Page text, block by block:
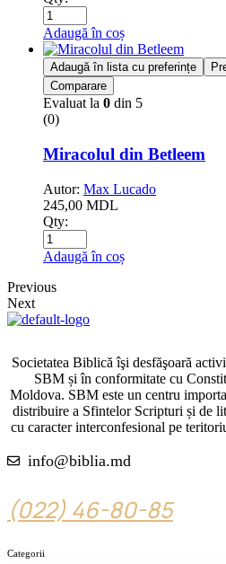
Adaugă în coș
Adaugă în lista cu preferințe
Comparare
Evaluat la 0 din 5
(0)
Miracolul din Betleem
Autor: Max Lucado
245,00 MDL
Qty:
Adaugă în coș
Previous
Next
Societatea Biblică îşi desfăşoară
SBM și în conformitate cu
Moldova. SBM este un centru
distribuire a Sfintelor Scripturi și de
cu caracter interconfesional pe
info@biblia.md
(022) 46-80-85
Categorii